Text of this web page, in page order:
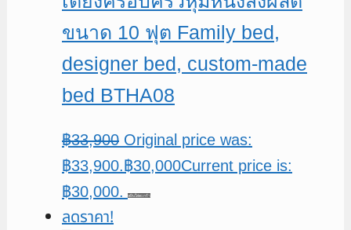
ขนาด 10 ฟุต Family bed,
designer bed, custom-made
bed BTHA08
฿33,900 Original price was:
฿33,900.฿30,000Current price is:
฿30,000.
หยิบใส่ตะกร้า
ลดราคา!